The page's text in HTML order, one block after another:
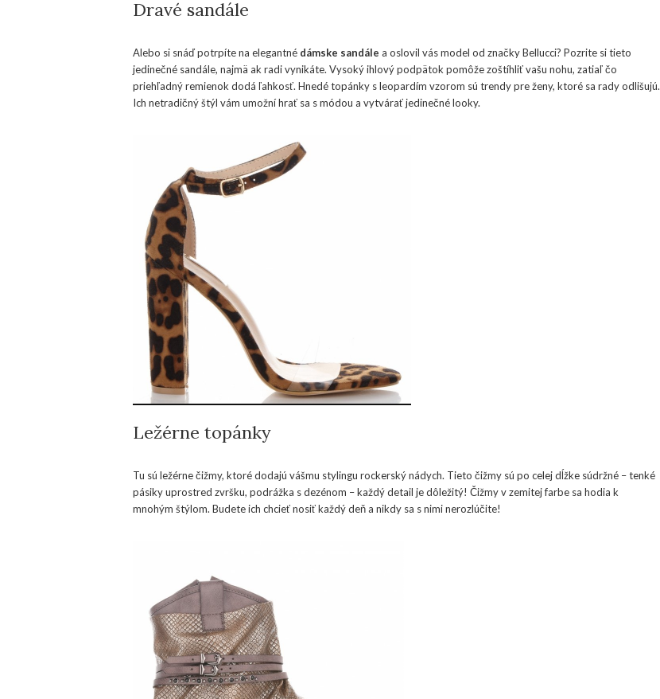
Dravé sandále
Alebo si snáď potrpíte na elegantné dámske sandále a oslovil vás model od značky Bellucci? Pozrite si tieto
jedinečné sandále, najmä ak radi vynikáte. Vysoký ihlový podpätok pomôže zoštíhliť vašu nohu, zatiaľ čo
priehľadný remienok dodá ľahkosť. Hnedé topánky s leopardím vzorom sú trendy pre ženy, ktoré sa rady odlišujú.
Ich netradičný štýl vám umožní hrať sa s módou a vytvárať jedinečné looky.
Ležérne topánky
Tu sú ležérne čižmy, ktoré dodajú vášmu stylingu rockerský nádych. Tieto čižmy sú po celej dĺžke súdržné – tenké
pásiky uprostred zvršku, podrážka s dezénom – každý detail je dôležitý! Čižmy v zemitej farbe sa hodia k
mnohým štýlom. Budete ich chcieť nosiť každý deň a nikdy sa s nimi nerozlúčite!